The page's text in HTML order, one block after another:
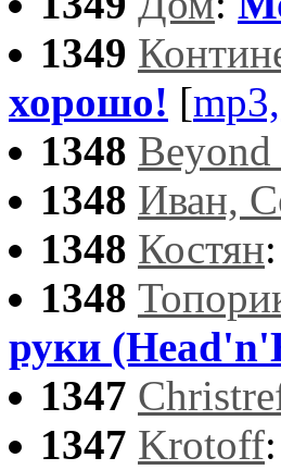
1349
хорошо! [
1348
1348 Иван,
1348 Костян:
1348
руки
1347
1347 Krotoff: